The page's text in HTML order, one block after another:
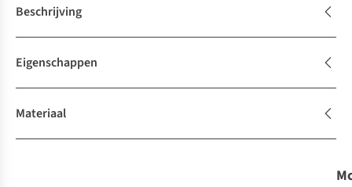
Beschrijving
Eigenschappen
Materiaal